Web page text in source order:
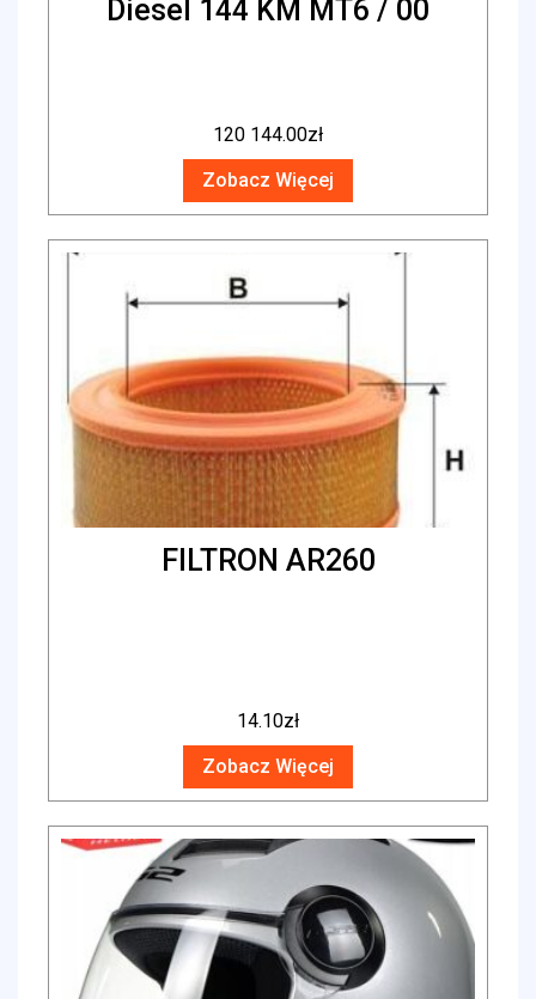
Diesel 144 KM MT6 / 00
120 144.00zł
Zobacz Więcej
FILTRON AR260
14.10zł
Zobacz Więcej